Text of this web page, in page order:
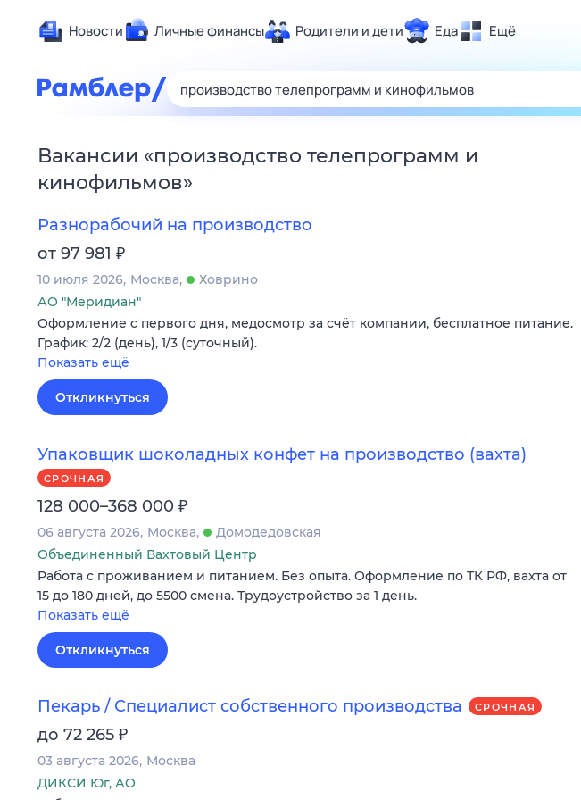
Новости Личные финансы Родители и дети Еда Ещё
Здоровье
Развлечения и отдых
Спорт
Гороскопы
Вакансии «производство телепрограмм и
кинофильмов»
Разнорабочий на производство
от 97 981 ₽
10 июля 2026 Москва
Ховрино
АО "Меридиан"
Оформление c первого дня, медосмотр за счёт компании, бесплатное питание.
График: 2/2 (день), 1/3 (суточный).
Показать ещё
Откликнуться
Упаковщик шоколадных конфет на производство (вахта)
СРОЧНАЯ
128 000–368 000 ₽
06 августа 2026 Москва
Домодедовская
Объединенный Вахтовый Центр
Работа с проживанием и питанием. Без опыта. Оформление по ТК РФ, вахта от
15 до 180 дней, до 5500 смена. Трудоустройство за 1 день.
Показать ещё
Откликнуться
Пекарь / Специалист собственного производства СРОЧНАЯ
до 72 265 ₽
03 августа 2026 Москва
ДИКСИ Юг, АО